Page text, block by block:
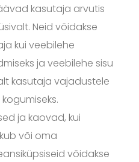
kasutaja arvutis
Neid võidakse
kui veebilehe
ja veebilehe sisu
kasutaja vajadustele
ja kaovad, kui
või oma
võidakse